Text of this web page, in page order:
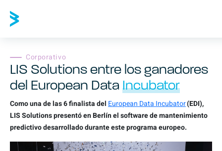
Corporativo
LIS Solutions entre los ganadores
del European Data Incubator
Como una de las 6 finalista del European Data Incubator(EDI),
LIS Solutions presentó en Berlín el software de mantenimiento
predictivo desarrollado durante este programa europeo.